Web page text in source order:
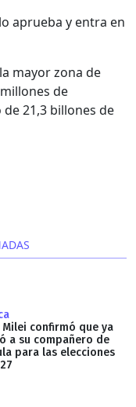
aprueba y entra en
mayor zona de
de
21,3 billones de
Milei confirmó que ya
a su compañero de
para las elecciones